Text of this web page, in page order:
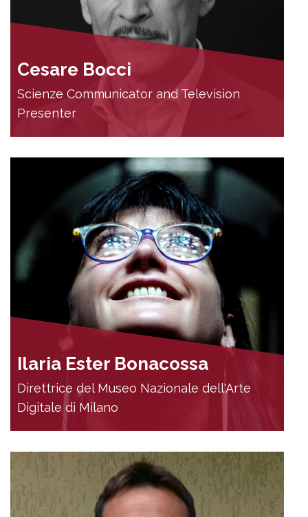
Cesare Bocci
Scienze Communicator and Television
Presenter
Ilaria Ester Bonacossa
Direttrice del Museo Nazionale dell'Arte
Digitale di Milano